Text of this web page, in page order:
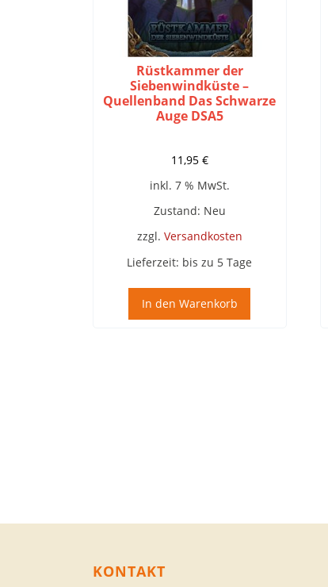
Rüstkammer der
Siebenwindküste –
Quellenband Das Schwarze
Auge DSA5
11,95 €
inkl. 7 % MwSt.
Zustand: Neu
zzgl. Versandkosten
Lieferzeit: bis zu 5 Tage
In den Warenkorb
KONTAKT